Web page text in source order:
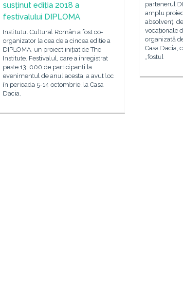
susținut ediția 2018 a
festivalului DIPLOMA
Institutul Cultural Român a fost co-
organizator la cea de a cincea ediție a
DIPLOMA, un proiect inițiat de The
Institute. Festivalul, care a înregistrat
peste 13. 000 de participanți la
evenimentul de anul acesta, a avut loc
în perioada 5-14 octombrie, la Casa
Dacia,
partenerul
amplu
absolvenți
vocaționale
organizată
Casa Dacia,
„fostul